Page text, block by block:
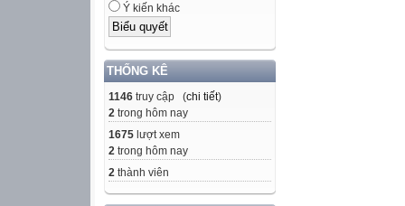
Ý kiến khác
THỐNG KÊ
1146 truy cập (chi tiết)
2 trong hôm nay
1675 lượt xem
2 trong hôm nay
2 thành viên